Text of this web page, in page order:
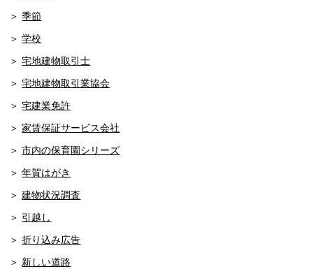
季節
学校
宅地建物取引士
宅地建物取引業協会
宅建業免許
家賃保証サービス会社
市内の保育園シリーズ
年賀はがき
建物状況調査
引越し
折り込み広告
新しい道路